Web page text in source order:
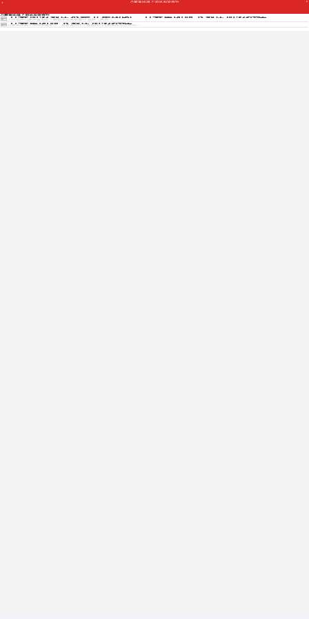
万豪集团旗下酒店加盟条件
万豪集团旗下酒店加盟条件
万豪加盟酒店不是五星级的，万豪集团旗下酒店加盟条件
为何选择万豪加盟酒店？解密非五星级魅力 选择一家酒...
万豪集团旗下酒店加盟条件
万豪集团旗下酒店加盟条件一直备受关注，这是因为万豪集团在全球范...
Copyright © 2012 - 2025 www.jiudianjiameng.cc. All Rights Reserved. 酒店加盟版权所有